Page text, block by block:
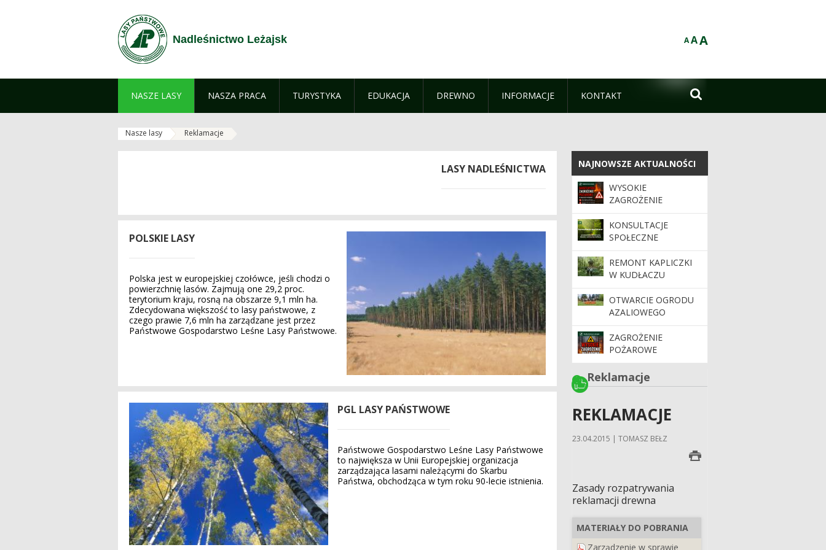
Nadleśnictwo Leżajsk AAA
NASZE LASY NASZA PRACA TURYSTYKA EDUKACJA DREWNO INFORMACJE KONTAKT 
Nasze lasy Reklamacje
LASY NADLEŚNICTWA
POLSKIE LASY
Polska jest w europejskiej czołówce, jeśli chodzi o
powierzchnię lasów. Zajmują one 29,2 proc.
terytorium kraju, rosną na obszarze 9,1 mln ha.
Zdecydowana większość to lasy państwowe, z
czego prawie 7,6 mln ha zarządzane jest przez
Państwowe Gospodarstwo Leśne Lasy Państwowe.
PGL LASY PAŃSTWOWE
Państwowe Gospodarstwo Leśne Lasy Państwowe
to największa w Unii Europejskiej organizacja
zarządzająca lasami należącymi do Skarbu
Państwa, obchodząca w tym roku 90-lecie istnienia.
NAJNOWSZE AKTUALNOŚCI
NAJNOWSZE AKTUALNOŚCI
WYSOKIE
ZAGROŻENIE
POŻAROWE!!!
KONSULTACJE
SPOŁECZNE
REMONT KAPLICZKI
W KUDŁACZU
OTWARCIE OGRODU
AZALIOWEGO
ZAGROŻENIE
POŻAROWE
Reklamacje
REKLAMACJE
23.04.2015 | TOMASZ BEŁZ
Zasady rozpatrywania
reklamacji drewna
MATERIAŁY DO POBRANIA
Zarządzenie w sprawie